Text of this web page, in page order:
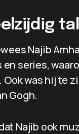
Najib
series,
Ook was hij te
Gogh.
Najib ook